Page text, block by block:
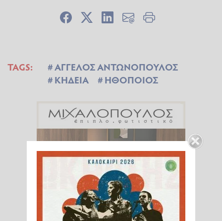
TAGS:
ΑΓΓΕΛΟΣ ΑΝΤΩΝΟΠΟΥΛΟΣ
ΚΗΔΕΙΑ
ΗΘΟΠΟΙΟΣ